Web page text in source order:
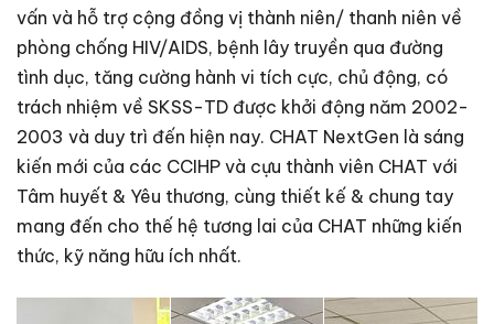
vấn và hỗ trợ cộng đồng vị thành niên/ thanh niên về
phòng chống HIV/AIDS, bệnh lây truyền qua đường
tình dục, tăng cường hành vi tích cực, chủ động, có
trách nhiệm về SKSS-TD được khởi động năm 2002-
2003 và duy trì đến hiện nay. CHAT NextGen là sáng
kiến mới của các CCIHP và cựu thành viên CHAT với
Tâm huyết & Yêu thương, cùng thiết kế & chung tay
mang đến cho thế hệ tương lai của CHAT những kiến
thức, kỹ năng hữu ích nhất.